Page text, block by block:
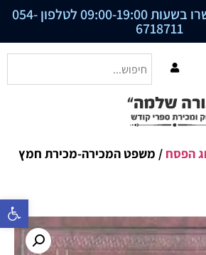
פתח סרגל
19:00 לטלפון 054-
6718711
הפסח / משפט המכירה-מכירת חמץ